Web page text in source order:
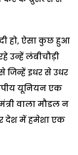
हो, ऐसा कुछ हुआ
उन्हें लंबीचौड़ी
जिन्हें इधर से उधर
यूनियन एक
वाला मौडल न
देश में हमेशा एक